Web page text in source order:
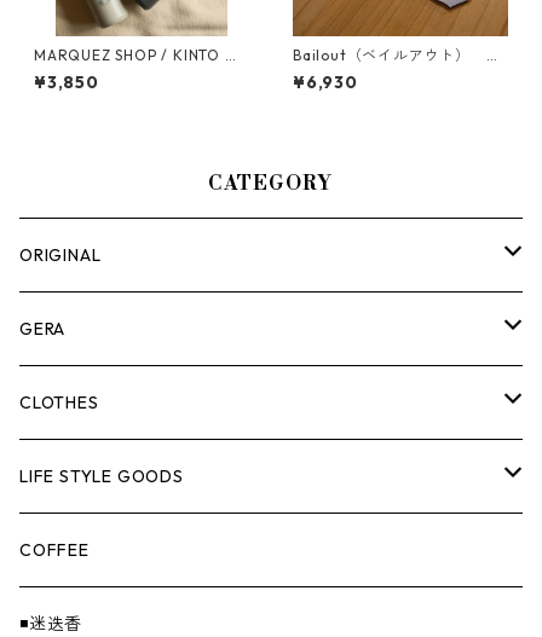
MARQUEZ SHOP / KINTO オ
リジナル TRAIL TUMBLER 58
0ml
¥3,850
Bailout（ベイルアウト） ス
トーンウォッシュ
¥6,930
CATEGORY
ORIGINAL
ASOMATOUS
HANGBURGER（ハングバーガー）
EX-GATE（エクスゲート）
COLLABORATION
UNITIUM.
THE UNFORM STORE オリジナル
GERA
ランタン＆ライト
クッカー＆カトラリー
バーナー
焚火
CLOTHES
TOPS
PANTS
CAP
LIFE STYLE GOODS
ステッカー
COFFEE
◾️迷迭香